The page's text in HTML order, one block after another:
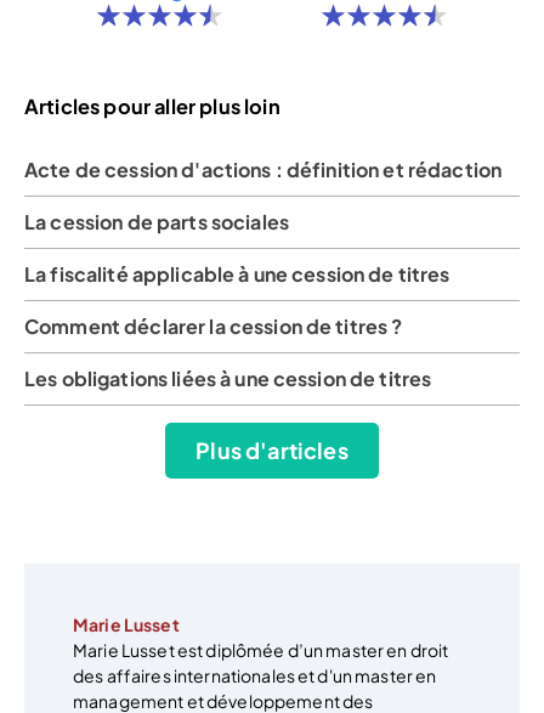
Articles pour aller plus loin
Acte de cession d'actions : définition et rédaction
La cession de parts sociales
La fiscalité applicable à une cession de titres
Comment déclarer la cession de titres ?
Les obligations liées à une cession de titres
Plus d'articles
Marie Lusset
Marie Lusset est diplômée d’un master en droit
des affaires internationales et d'un master en
management et développement des